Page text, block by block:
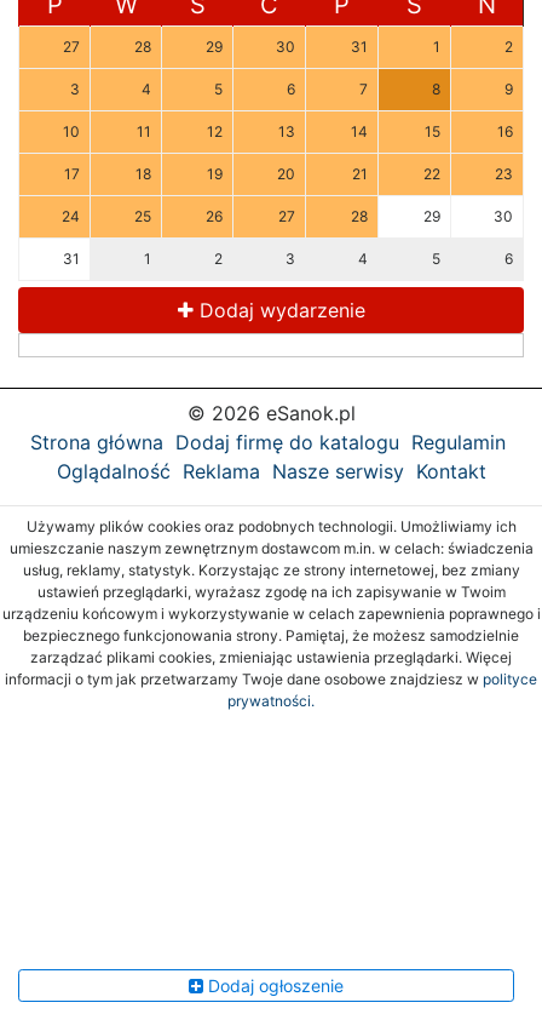
27 28 29 30 31 1 2
3 4 5 6 7 8 9
10 11 12 13 14 15 16
17 18 19 20 21 22 23
24 25 26 27 28 29 30
31 1 2 3 4 5 6
Dodaj wydarzenie
© 2026 eSanok.pl
Strona główna Dodaj firmę do katalogu Regulamin
Oglądalność Reklama Nasze serwisy Kontakt
Używamy plików cookies oraz podobnych technologii. Umożliwiamy ich
umieszczanie naszym zewnętrznym dostawcom m.in. w celach: świadczenia
usług, reklamy, statystyk. Korzystając ze strony internetowej, bez zmiany
ustawień przeglądarki, wyrażasz zgodę na ich zapisywanie w Twoim
urządzeniu końcowym i wykorzystywanie w celach zapewnienia poprawnego i
bezpiecznego funkcjonowania strony. Pamiętaj, że możesz samodzielnie
zarządzać plikami cookies, zmieniając ustawienia przeglądarki. Więcej
informacji o tym jak przetwarzamy Twoje dane osobowe znajdziesz w polityce
prywatności.
Dodaj ogłoszenie